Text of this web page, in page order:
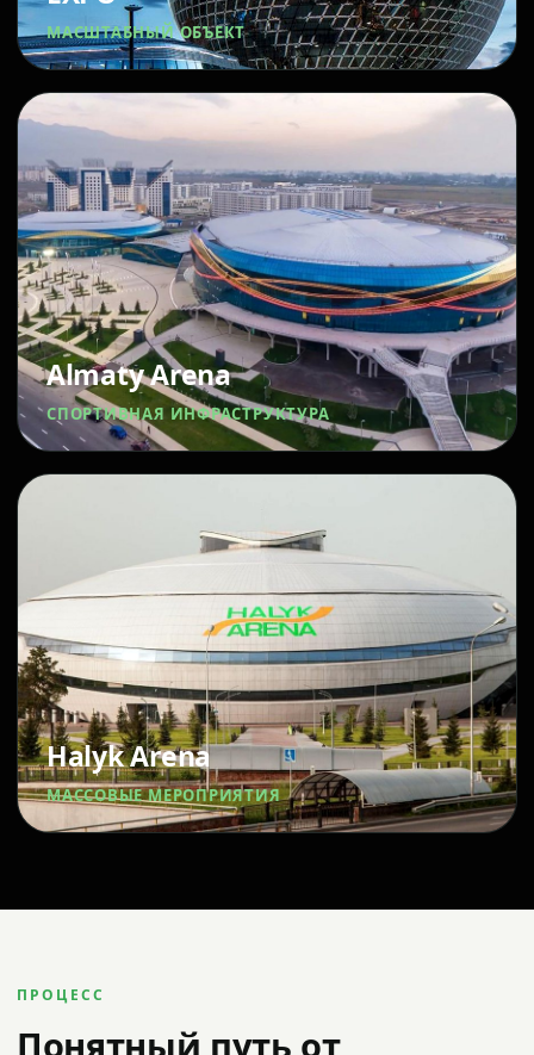
МАСШТАБНЫЙ ОБЪЕКТ
Almaty Arena
СПОРТИВНАЯ ИНФРАСТРУКТУРА
Halyk Arena
МАССОВЫЕ МЕРОПРИЯТИЯ
ПРОЦЕСС
Понятный путь от